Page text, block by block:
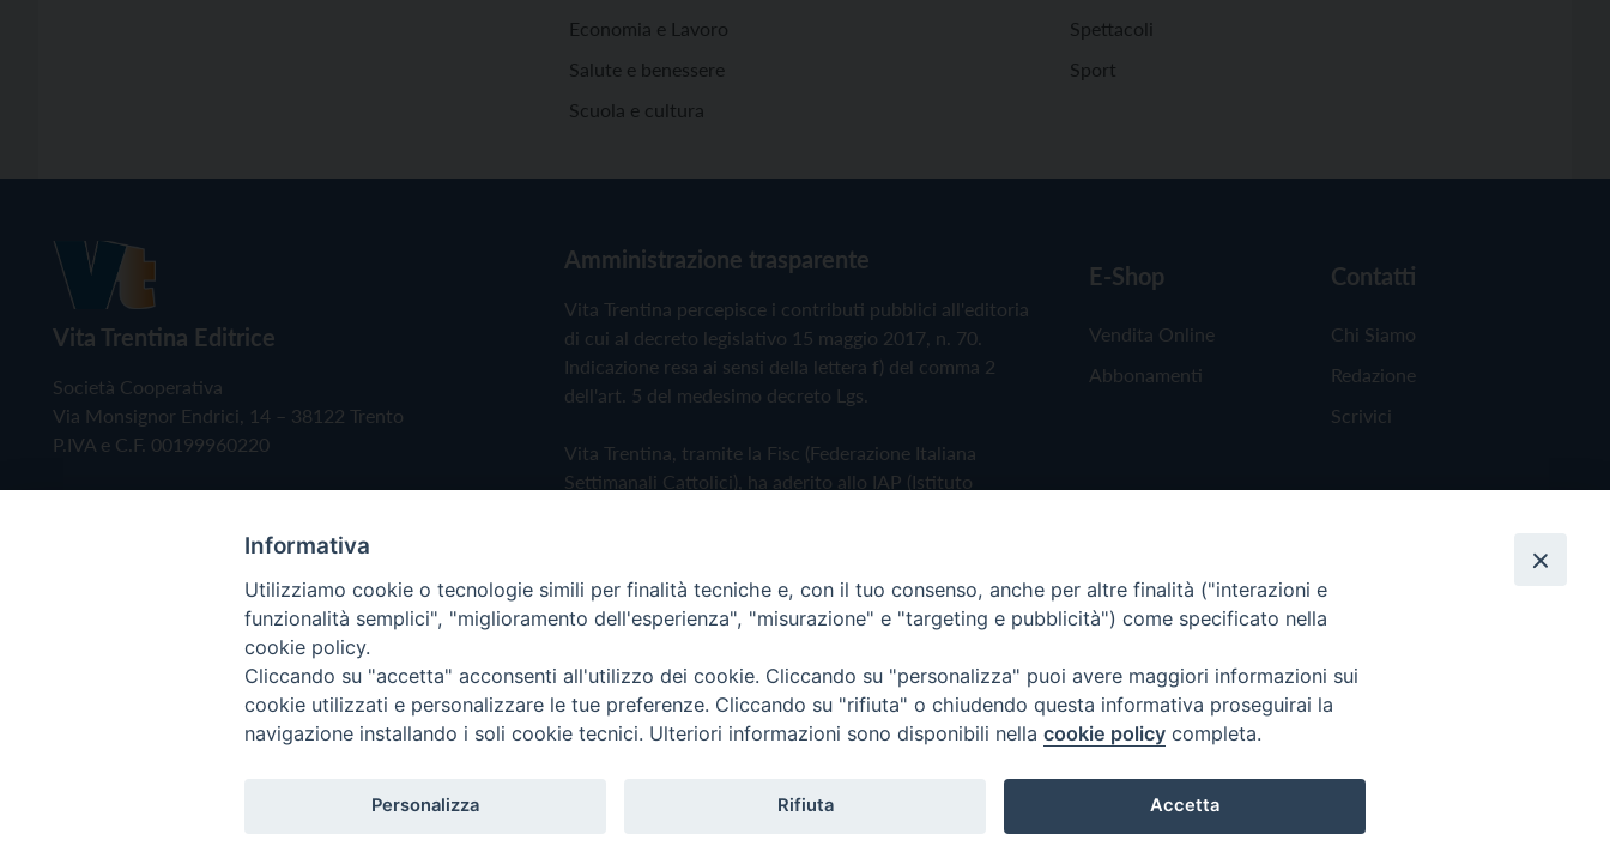
Economia e Lavoro
Salute e benessere
Scuola e cultura
Spettacoli
Sport
Vita Trentina Editrice
Società Cooperativa
Via Monsignor Endrici, 14 – 38122 Trento
P.IVA e C.F. 00199960220
Amministrazione trasparente
Vita Trentina percepisce i contributi pubblici all'editoria
di cui al decreto legislativo 15 maggio 2017, n. 70.
Indicazione resa ai sensi della lettera f) del comma 2
dell'art. 5 del medesimo decreto Lgs.
Vita Trentina, tramite la Fisc (Federazione Italiana
Settimanali Cattolici), ha aderito allo IAP (Istituto
Privacy Policy Cookie Policy
E-Shop
Vendita Online
Abbonamenti
Contatti
Chi Siamo
Redazione
Scrivici
Copyright © 2019 - Tutti i diritti riservati - Vita Trentina Editrice
Informativa
Utilizziamo cookie o tecnologie simili per finalità tecniche e, con il tuo consenso, anche per altre finalità ("interazioni e
funzionalità semplici", "miglioramento dell'esperienza", "misurazione" e "targeting e pubblicità") come specificato nella
cookie policy.
Cliccando su "accetta" acconsenti all'utilizzo dei cookie. Cliccando su "personalizza" puoi avere maggiori informazioni sui
cookie utilizzati e personalizzare le tue preferenze. Cliccando su "rifiuta" o chiudendo questa informativa proseguirai la
navigazione installando i soli cookie tecnici. Ulteriori informazioni sono disponibili nella cookie policy completa.
Personalizza Rifiuta Accetta